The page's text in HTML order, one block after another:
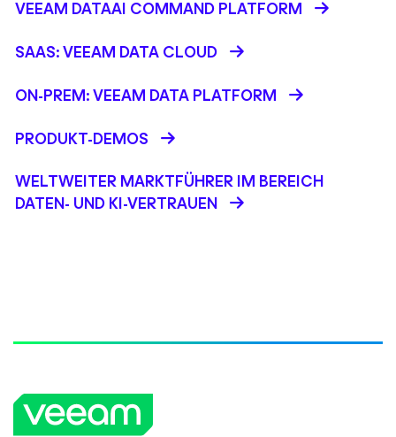
VEEAM DATAAI COMMAND PLATFORM
SAAS: VEEAM DATA CLOUD
ON-PREM: VEEAM DATA PLATFORM
PRODUKT-DEMOS
WELTWEITER MARKTFÜHRER IM BEREICH
DATEN- UND KI-VERTRAUEN